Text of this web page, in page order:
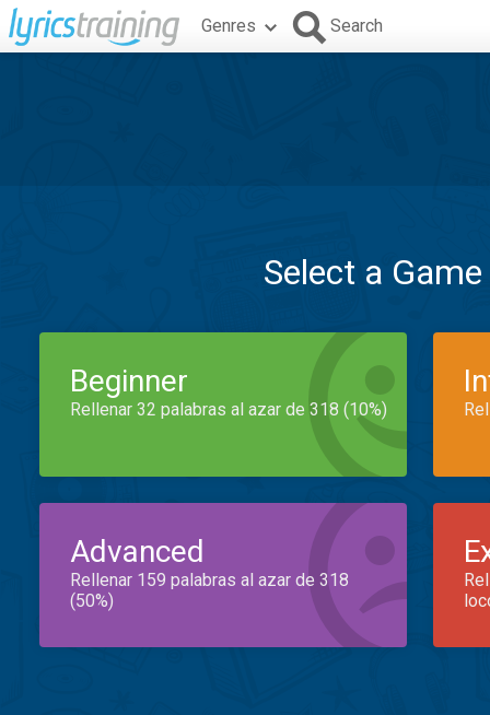
Genres Search
Select a
Beginner
Rellenar 32 palabras al azar de 318 (10%)
Advanced
Rellenar 159 palabras al azar de 318
(50%)